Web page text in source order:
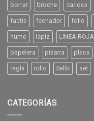
borrar broche carioca
factis fechador folio
humo lapiz LINEA ROJA
papelera pizarra placa
regla rollo Sello set
CATEGORÍAS